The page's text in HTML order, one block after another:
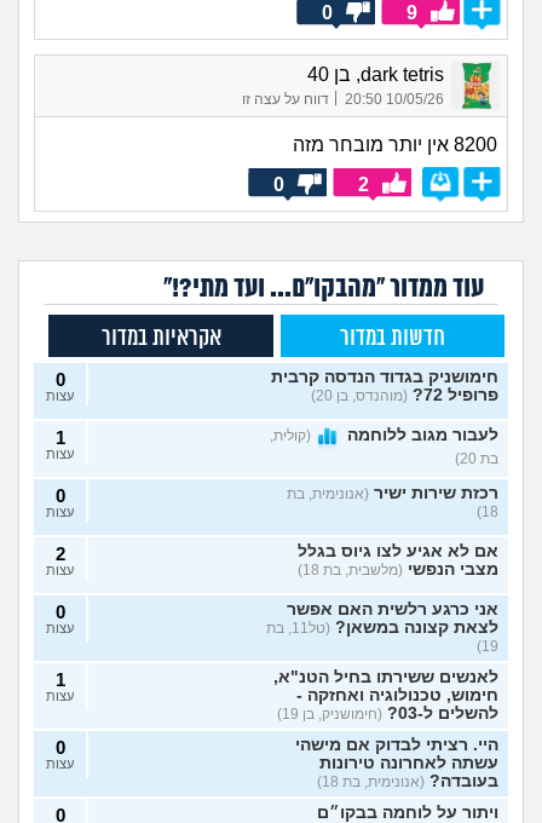
9
0
dark tetris, בן 40
10/05/26 20:50
| דווח על עצה זו
8200 אין יותר מובחר מזה
2
0
עוד ממדור "מהבקו"ם... ועד מתי?!"
חדשות במדור אקראיות במדור
חימושניק בגדוד הנדסה קרבית
פרופיל 72?
(מוהנדס, בן 20)
0
עצות
לעבור מגוב ללוחמה
(קולית,
בת 20)
1
עצות
רכזת שירות ישיר (אנונימית, בת
18)
0
עצות
אם לא אגיע לצו גיוס בגלל
מצבי הנפשי (מלשבית, בת 18)
2
עצות
אני כרגע רלשית האם אפשר
לצאת קצונה במשאן?
(טל11, בת
19)
0
עצות
לאנשים ששירתו בחיל הטנ"א,
חימוש, טכנולוגיה ואחזקה -
להשלים ל-03?
(חימושניק, בן 19)
1
עצות
היי. רציתי לבדוק אם מישהי
עשתה לאחרונה טירונות
בעובדה? (אנונימית, בת 18)
0
עצות
ויתור על לוחמה בבקו״ם 0